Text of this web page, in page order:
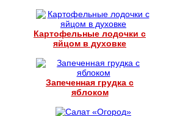
Картофельные лодочки с
яйцом в духовке
Запеченная грудка с
яблоком